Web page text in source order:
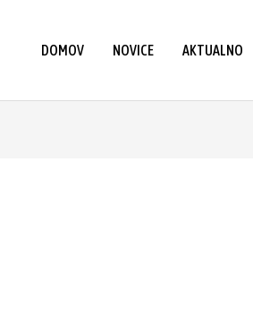
DOMOV NOVICE AKTUALNO